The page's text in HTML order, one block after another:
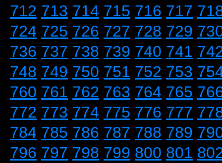
712 713 714 715 716 717
724 725 726 727 728 729
736 737 738 739 740 741
748 749 750 751 752 753
760 761 762 763 764 765
772 773 774 775 776 777
784 785 786 787 788 789
796 797 798 799 800 801